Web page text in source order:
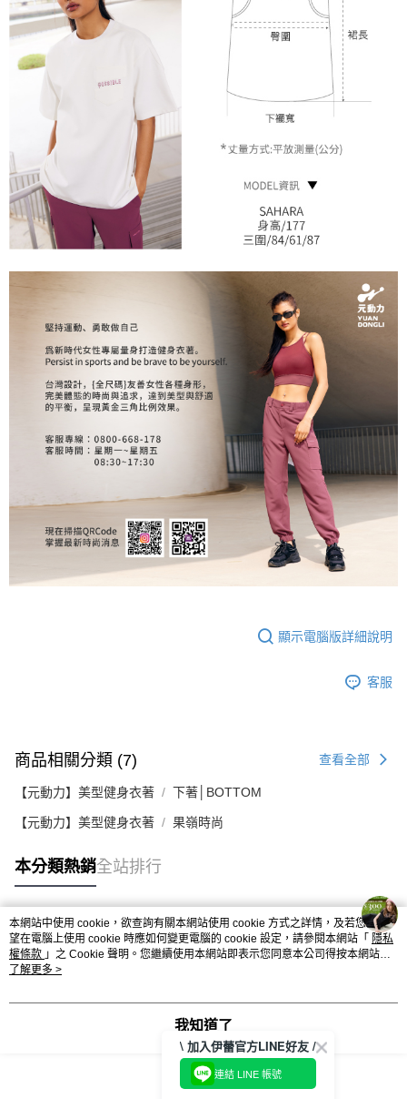
顯示電腦版詳細說明
客服
商品相關分類 (7) 查看全部
【元動力】美型健身衣著 下著│BOTTOM
【元動力】美型健身衣著 果嶺時尚
本分類熱銷全站排行
熱門標籤
本網站中使用 cookie，欲查詢有關本網站使用 cookie 方式之詳情，及若您不希
望在電腦上使用 cookie 時應如何變更電腦的 cookie 設定，請參閱本網站「 隱私
權條款 」之 Cookie 聲明。您繼續使用本網站即表示您同意本公司得按本網站使
用條款之 Cookie 聲明使用 cookie。
了解更多 >
我知道了
\ 加入伊蕾官方LINE好友 /
連結 LINE 帳號